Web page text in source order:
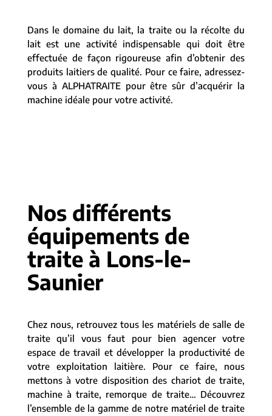
Dans le domaine du lait, la traite ou la récolte du
lait est une activité indispensable qui doit être
effectuée de façon rigoureuse afin d’obtenir des
produits laitiers de qualité. Pour ce faire, adressez-
vous à ALPHATRAITE pour être sûr d’acquérir la
machine idéale pour votre activité.
Nos différents
équipements de
traite à Lons-le-
Saunier
Chez nous, retrouvez tous les matériels de salle de
traite qu’il vous faut pour bien agencer votre
espace de travail et développer la productivité de
votre exploitation laitière. Pour ce faire, nous
mettons à votre disposition des chariot de traite,
machine à traite, remorque de traite… Découvrez
l’ensemble de la gamme de notre matériel de traite